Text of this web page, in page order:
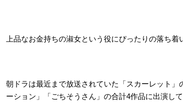
上品なお金持ちの淑女という役にぴったりの落ち着
朝ドラは最近まで放送されていた「スカーレット
ーション」「ごちそうさん」の合計4作品に出演して